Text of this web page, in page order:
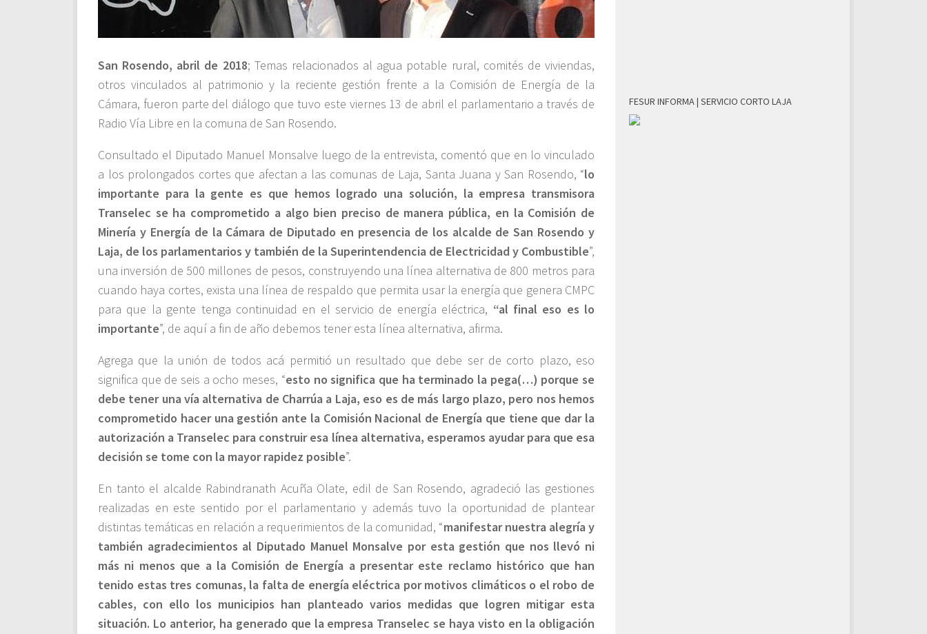
San Rosendo, abril de 2018; Temas relacionados al agua potable rural, comités de viviendas,
otros vinculados al patrimonio y la reciente gestión frente a la Comisión de Energía de la
Cámara, fueron parte del diálogo que tuvo este viernes 13 de abril el parlamentario a través de
Radio Vía Libre en la comuna de San Rosendo.
Consultado el Diputado Manuel Monsalve luego de la entrevista, comentó que en lo vinculado
a los prolongados cortes que afectan a las comunas de Laja, Santa Juana y San Rosendo, “lo
importante para la gente es que hemos logrado una solución, la empresa transmisora
Transelec se ha comprometido a algo bien preciso de manera pública, en la Comisión de
Minería y Energía de la Cámara de Diputado en presencia de los alcalde de San Rosendo y
Laja, de los parlamentarios y también de la Superintendencia de Electricidad y Combustible”,
una inversión de 500 millones de pesos, construyendo una línea alternativa de 800 metros para
cuando haya cortes, exista una línea de respaldo que permita usar la energía que genera CMPC
para que la gente tenga continuidad en el servicio de energía eléctrica, “al final eso es lo
importante”, de aquí a fin de año debemos tener esta línea alternativa, afirma.
Agrega que la unión de todos acá permitió un resultado que debe ser de corto plazo, eso
significa que de seis a ocho meses, “esto no significa que ha terminado la pega(…) porque se
debe tener una vía alternativa de Charrúa a Laja, eso es de más largo plazo, pero nos hemos
comprometido hacer una gestión ante la Comisión Nacional de Energía que tiene que dar la
autorización a Transelec para construir esa línea alternativa, esperamos ayudar para que esa
decisión se tome con la mayor rapidez posible”.
En tanto el alcalde Rabindranath Acuña Olate, edil de San Rosendo, agradeció las gestiones
realizadas en este sentido por el parlamentario y además tuvo la oportunidad de plantear
distintas temáticas en relación a requerimientos de la comunidad, “manifestar nuestra alegría y
también agradecimientos al Diputado Manuel Monsalve por esta gestión que nos llevó ni
más ni menos que a la Comisión de Energía a presentar este reclamo histórico que han
tenido estas tres comunas, la falta de energía eléctrica por motivos climáticos o el robo de
cables, con ello los municipios han planteado varios medidas que logren mitigar esta
situación. Lo anterior, ha generado que la empresa Transelec se haya visto en la obligación
FESUR INFORMA | SERVICIO CORTO LAJA